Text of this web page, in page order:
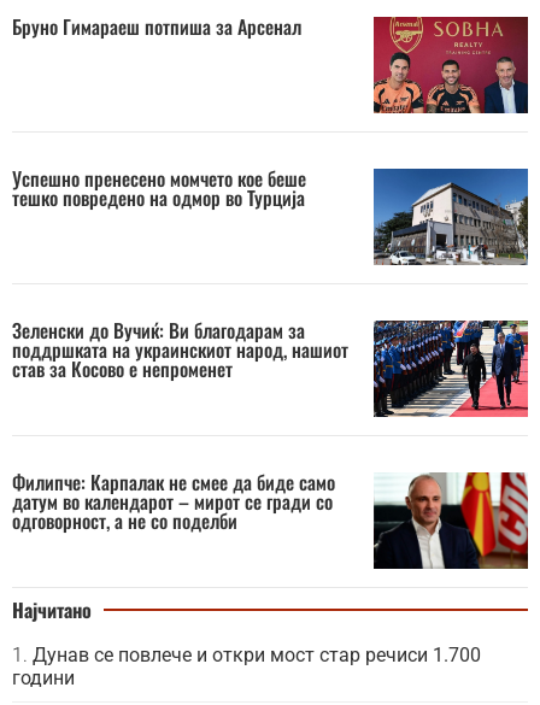
Бруно Гимараеш потпиша за Арсенал
Успешно пренесено момчето кое беше
тешко повредено на одмор во Турција
Зеленски до Вучиќ: Ви благодарам за
поддршката на украинскиот народ, нашиот
став за Косово е непроменет
Филипче: Карпалак не смее да биде само
датум во календарот – мирот се гради со
одговорност, а не со поделби
Најчитано
Дунав се повлече и откри мост стар речиси 1.700
години